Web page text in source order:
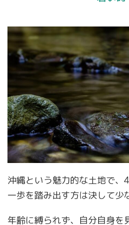
沖縄という魅力的な土地で、
一歩を踏み出す方は決して少
年齢に縛られず、自分自身を